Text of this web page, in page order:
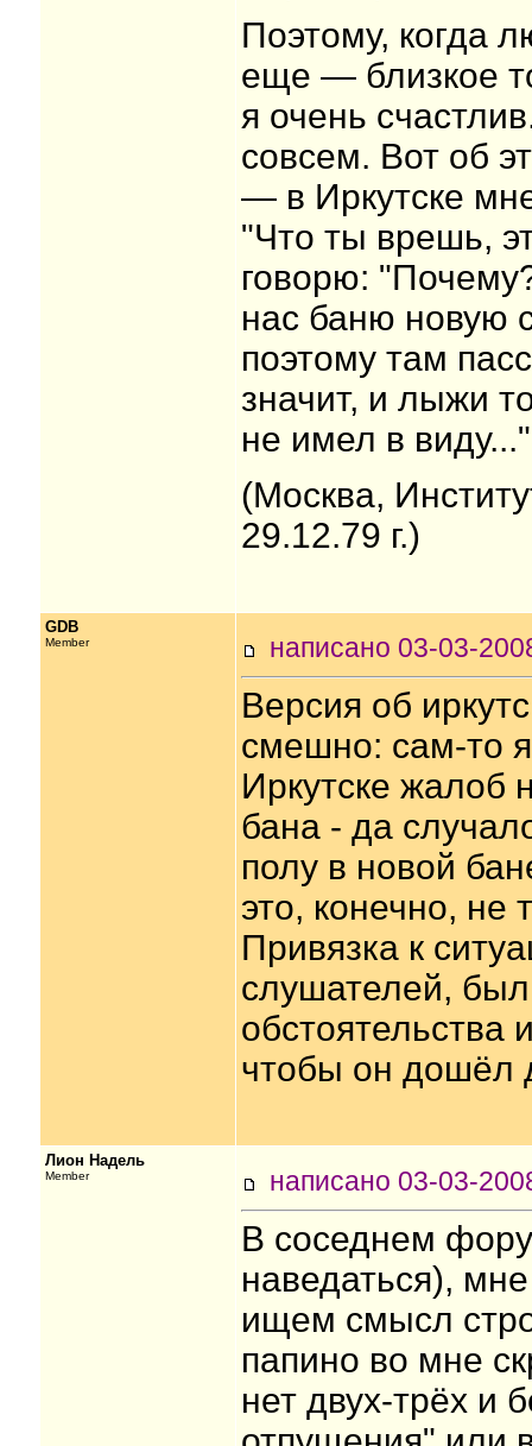
Поэтому, когда
еще — близкое
я очень
совсем. Вот об
— в Иркутске
"Что ты врешь,
говорю:
нас баню новую
поэтому там
значит, и лыжи
не имел в виду..."
(Москва,
29.12.79 г.)
GDB
Member написано 03-03-
Версия об
смешно: сам-то
Иркутске жалоб
бана - да
полу в новой
это, конечно, не
Привязка к
слушателей,
обстоятельства
чтобы он дошёл
Лион Надель
Member написано 03-03-
В соседнем
наведаться),
ищем смысл
папино во мне
нет двух-трёх и